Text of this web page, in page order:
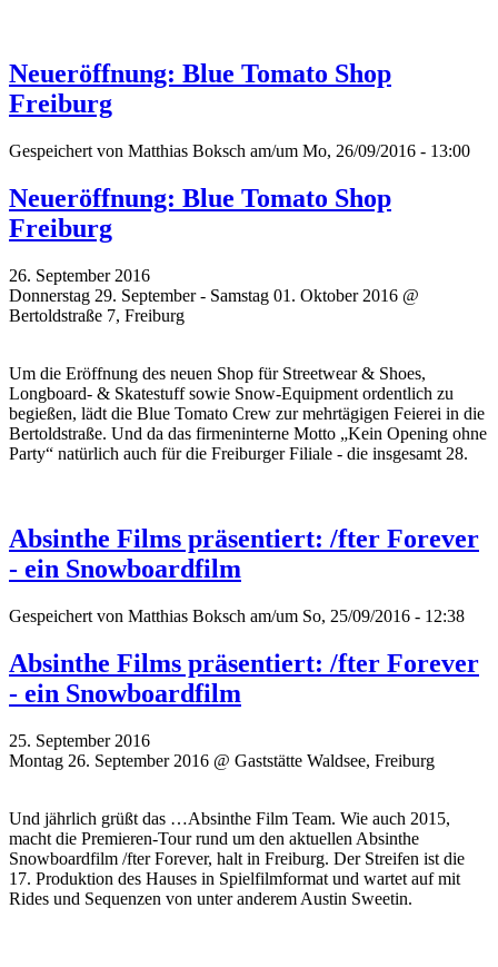
Neueröffnung: Blue Tomato Shop
Freiburg
Gespeichert von Matthias Boksch am/um Mo, 26/09/2016 - 13:00
Neueröffnung: Blue Tomato Shop
Freiburg
26. September 2016
Donnerstag 29. September - Samstag 01. Oktober 2016 @
Bertoldstraße 7, Freiburg
Um die Eröffnung des neuen Shop für Streetwear & Shoes,
Longboard- & Skatestuff sowie Snow-Equipment ordentlich zu
begießen, lädt die Blue Tomato Crew zur mehrtägigen Feierei in die
Bertoldstraße. Und da das firmeninterne Motto „Kein Opening ohne
Party“ natürlich auch für die Freiburger Filiale - die insgesamt 28.
Absinthe Films präsentiert: /fter Forever
- ein Snowboardfilm
Gespeichert von Matthias Boksch am/um So, 25/09/2016 - 12:38
Absinthe Films präsentiert: /fter Forever
- ein Snowboardfilm
25. September 2016
Montag 26. September 2016 @ Gaststätte Waldsee, Freiburg
Und jährlich grüßt das …Absinthe Film Team. Wie auch 2015,
macht die Premieren-Tour rund um den aktuellen Absinthe
Snowboardfilm /fter Forever, halt in Freiburg. Der Streifen ist die
17. Produktion des Hauses in Spielfilmformat und wartet auf mit
Rides und Sequenzen von unter anderem Austin Sweetin.